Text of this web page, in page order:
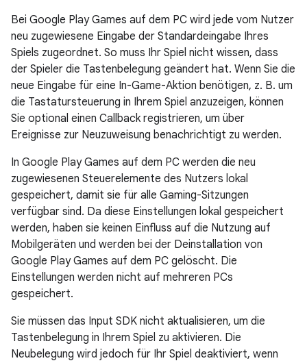
Bei Google Play Games auf dem PC wird jede vom Nutzer
neu zugewiesene Eingabe der Standardeingabe Ihres
Spiels zugeordnet. So muss Ihr Spiel nicht wissen, dass
der Spieler die Tastenbelegung geändert hat. Wenn Sie die
neue Eingabe für eine In-Game-Aktion benötigen, z. B. um
die Tastatursteuerung in Ihrem Spiel anzuzeigen, können
Sie optional einen Callback registrieren, um über
Ereignisse zur Neuzuweisung benachrichtigt zu werden.
In Google Play Games auf dem PC werden die neu
zugewiesenen Steuerelemente des Nutzers lokal
gespeichert, damit sie für alle Gaming-Sitzungen
verfügbar sind. Da diese Einstellungen lokal gespeichert
werden, haben sie keinen Einfluss auf die Nutzung auf
Mobilgeräten und werden bei der Deinstallation von
Google Play Games auf dem PC gelöscht. Die
Einstellungen werden nicht auf mehreren PCs
gespeichert.
Sie müssen das Input SDK nicht aktualisieren, um die
Tastenbelegung in Ihrem Spiel zu aktivieren. Die
Neubelegung wird jedoch für Ihr Spiel deaktiviert, wenn